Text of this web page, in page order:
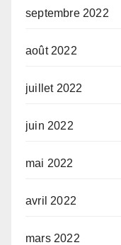
septembre 2022
août 2022
juillet 2022
juin 2022
mai 2022
avril 2022
mars 2022